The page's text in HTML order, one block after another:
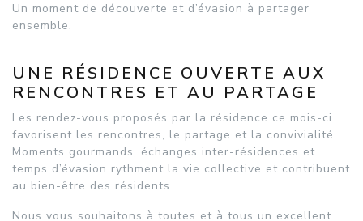
Un moment de découverte et d’évasion à partager
ensemble.
UNE RÉSIDENCE OUVERTE AUX
RENCONTRES ET AU PARTAGE
Les rendez-vous proposés par la résidence ce mois-ci
favorisent les rencontres, le partage et la convivialité.
Moments gourmands, échanges inter-résidences et
temps d’évasion rythment la vie collective et contribuent
au bien-être des résidents.
Nous vous souhaitons à toutes et à tous un excellent